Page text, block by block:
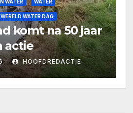
WATER WATER
WERELD WATER DAG
komt na 50 jaar
actie
HOOFDREDACTIE